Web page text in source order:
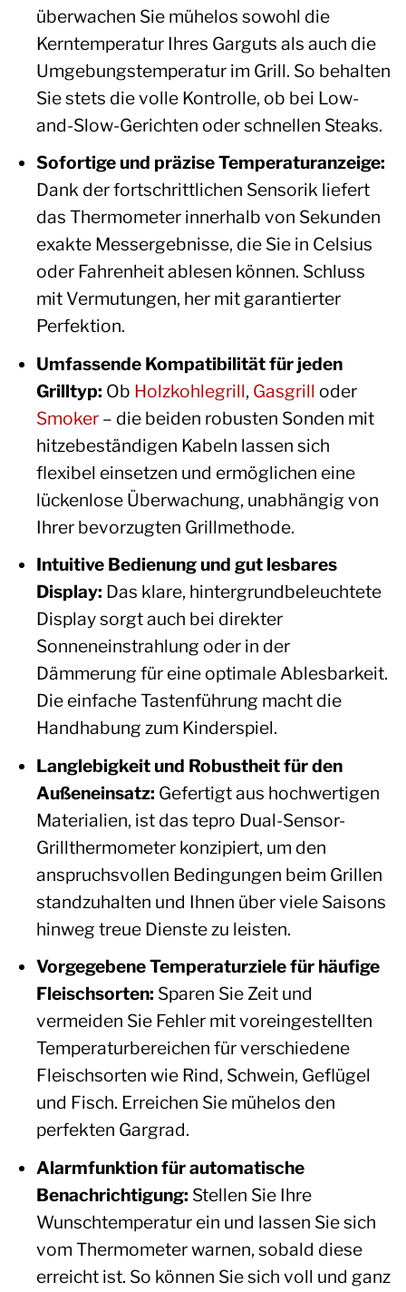
überwachen Sie mühelos sowohl die
Kerntemperatur Ihres Garguts als auch die
Umgebungstemperatur im Grill. So behalten
Sie stets die volle Kontrolle, ob bei Low-
and-Slow-Gerichten oder schnellen Steaks.
Sofortige und präzise Temperaturanzeige:
Dank der fortschrittlichen Sensorik liefert
das Thermometer innerhalb von Sekunden
exakte Messergebnisse, die Sie in Celsius
oder Fahrenheit ablesen können. Schluss
mit Vermutungen, her mit garantierter
Perfektion.
Umfassende Kompatibilität für jeden
Grilltyp: Ob Holzkohlegrill, Gasgrill oder
Smoker– die beiden robusten Sonden mit
hitzebeständigen Kabeln lassen sich
flexibel einsetzen und ermöglichen eine
lückenlose Überwachung, unabhängig von
Ihrer bevorzugten Grillmethode.
Intuitive Bedienung und gut lesbares
Display: Das klare, hintergrundbeleuchtete
Display sorgt auch bei direkter
Sonneneinstrahlung oder in der
Dämmerung für eine optimale Ablesbarkeit.
Die einfache Tastenführung macht die
Handhabung zum Kinderspiel.
Langlebigkeit und Robustheit für den
Außeneinsatz: Gefertigt aus hochwertigen
Materialien, ist das tepro Dual-Sensor-
Grillthermometer konzipiert, um den
anspruchsvollen Bedingungen beim Grillen
standzuhalten und Ihnen über viele Saisons
hinweg treue Dienste zu leisten.
Vorgegebene Temperaturziele für häufige
Fleischsorten: Sparen Sie Zeit und
vermeiden Sie Fehler mit voreingestellten
Temperaturbereichen für verschiedene
Fleischsorten wie Rind, Schwein, Geflügel
und Fisch. Erreichen Sie mühelos den
perfekten Gargrad.
Alarmfunktion für automatische
Benachrichtigung: Stellen Sie Ihre
Wunschtemperatur ein und lassen Sie sich
vom Thermometer warnen, sobald diese
erreicht ist. So können Sie sich voll und ganz